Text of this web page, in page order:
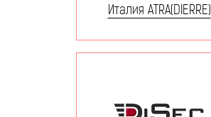
Италия ATRA(DIERRE)